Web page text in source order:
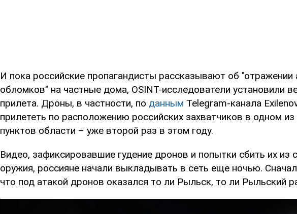
И пока российские пропагандисты рассказывают об "отражении
обломков" на частные дома, OSINT-исследователи установили
прилета. Дроны, в частности, по данным Telegram-канала
прилететь по расположению российских захватчиков в одном
пунктов области – уже второй раз в этом году.
Видео, зафиксировавшие гудение дронов и попытки сбить их из
оружия, россияне начали выкладывать в сеть еще ночью.
что под атакой дронов оказался то ли Рыльск, то ли Рыльский